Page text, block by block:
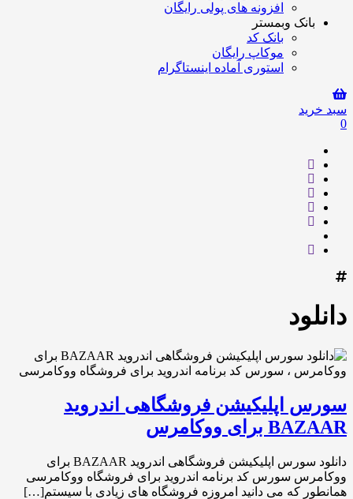
افزونه های پولی رایگان
بانک وبمستر
بانک کد
موکاپ رایگان
استوری آماده اینستاگرام
سبد خرید
0
دانلود
سورس اپلیکیشن فروشگاهی اندروید
BAZAAR برای ووکامرس
دانلود سورس اپلیکیشن فروشگاهی اندروید BAZAAR برای
ووکامرس سورس کد برنامه اندروید برای فروشگاه ووکامرسی
همانطور که می دانید امروزه فروشگاه های زیادی با سیستم[…]